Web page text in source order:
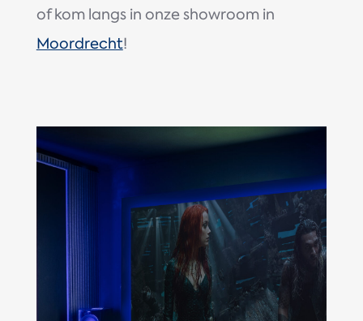
of kom langs in onze showroom in
Moordrecht!